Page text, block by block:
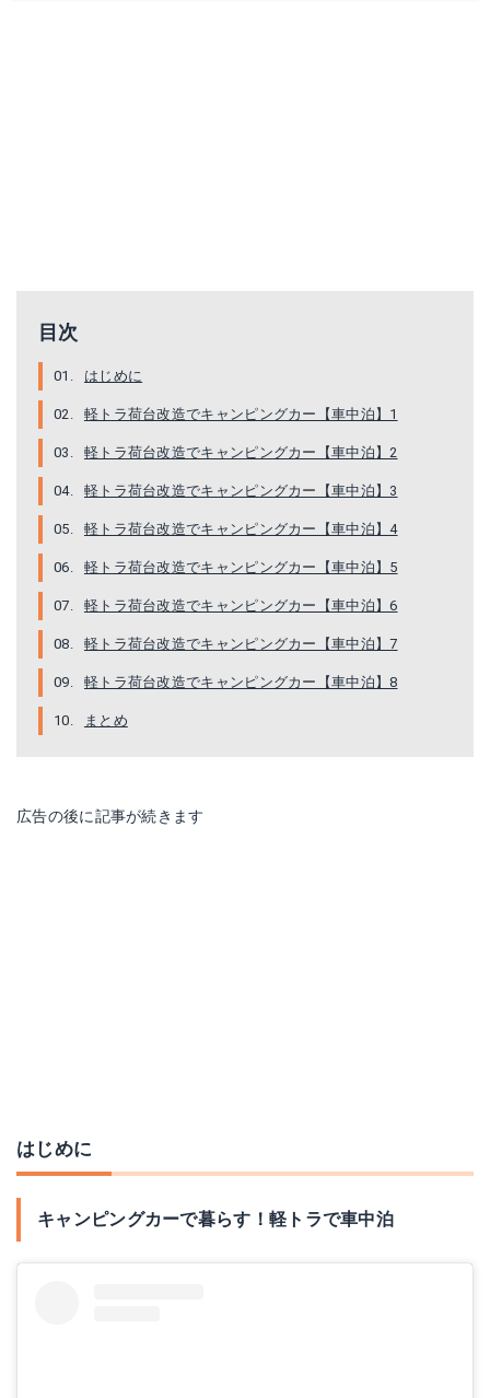
目次
はじめに
軽トラ荷台改造でキャンピングカー【車中泊】1
軽トラ荷台改造でキャンピングカー【車中泊】2
軽トラ荷台改造でキャンピングカー【車中泊】3
軽トラ荷台改造でキャンピングカー【車中泊】4
軽トラ荷台改造でキャンピングカー【車中泊】5
軽トラ荷台改造でキャンピングカー【車中泊】6
軽トラ荷台改造でキャンピングカー【車中泊】7
軽トラ荷台改造でキャンピングカー【車中泊】8
まとめ
広告の後に記事が続きます
はじめに
キャンピングカーで暮らす！軽トラで車中泊